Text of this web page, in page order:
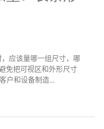
应该量哪一组尺寸，哪
免把可视区和外形尺寸
户和设备制造...